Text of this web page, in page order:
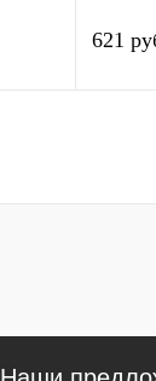
621
Купить